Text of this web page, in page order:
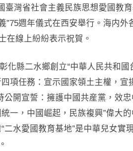
臺灣省社會主義民族思想愛國教
”75週年儀式在西安舉行。海内
在線上紛紛表示祝賀。
化縣二水鄉創立“中華人民共和
項任務：宣示國家領土主權，宣
公開宣誓：擁護中國共産黨，效
一，中國崛起，民族複興”偉大
二水愛國教育基地”是中華兒女實